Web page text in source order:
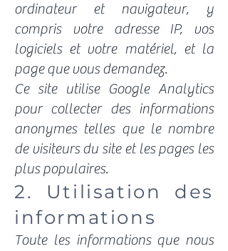
ordinateur et navigateur, y
compris votre adresse IP, vos
logiciels et votre matériel, et la
page que vous demandez.
​Ce site utilise Google Analytics
pour collecter des informations
anonymes telles que le nombre
de visiteurs du site et les pages les
plus populaires.
2. Utilisation des
informations
Toute les informations que nous